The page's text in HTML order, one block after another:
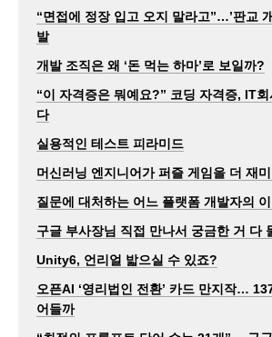
“면접에 정장 입고 오지 말라고”…’판교
발
개발 조직은 왜 ‘돈 먹는 하마’로 보일까?
“이 자격증은 뭐예요?” 코딩 자격증, IT
다
실용적인 테스트 피라미드
머신러닝 엔지니어가 퍼즐 게임을 더 재
질문에 대처하는 어느 플랫폼 개발자의 이
구글 부사장님 직접 만나서 궁금한 거 다
Unity6, 언리얼 밟으실 수 있죠?
오픈AI ‘영리법인 전환’ 카드 만지작…
어들까